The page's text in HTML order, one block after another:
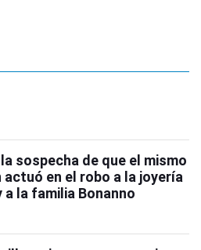
sospecha de que el mismo
actuó en el robo a la joyería
a la familia Bonanno